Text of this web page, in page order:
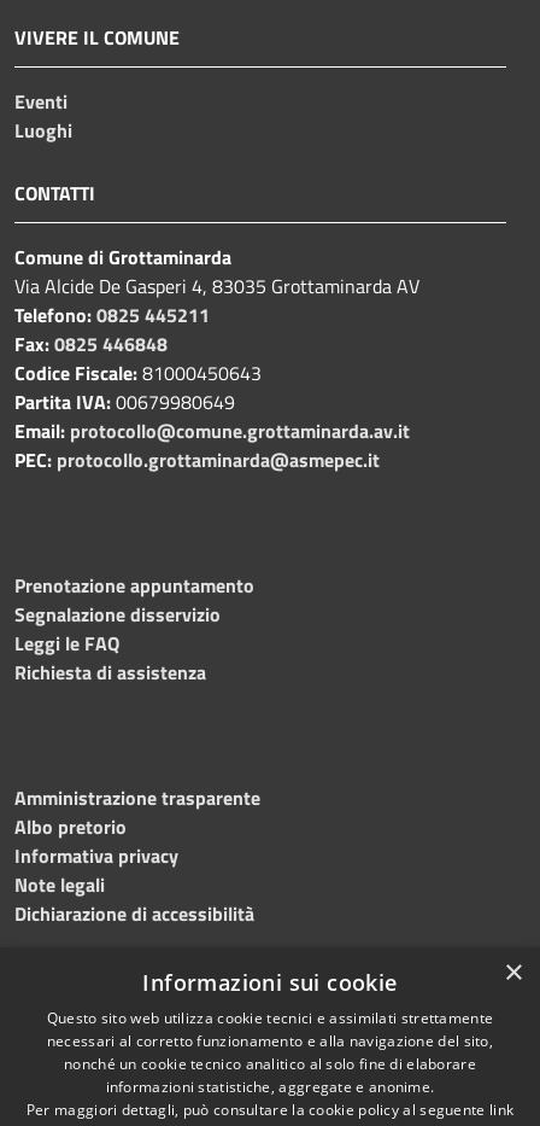
VIVERE IL COMUNE
Eventi
Luoghi
CONTATTI
Comune di Grottaminarda
Via Alcide De Gasperi 4, 83035 Grottaminarda AV
Telefono:0825 445211
Fax:0825 446848
Codice Fiscale:81000450643
Partita IVA:00679980649
Email: protocollo@comune.grottaminarda.av.it
PEC: protocollo.grottaminarda@asmepec.it
Prenotazione appuntamento
Segnalazione disservizio
Leggi le FAQ
Richiesta di assistenza
Amministrazione trasparente
Albo pretorio
Informativa privacy
Note legali
Dichiarazione di accessibilità
RSS
Accessibilità
Cookie
Copyright © 2024 •
Comune diGrottaminarda
• Powered byMunicipium
•Redazione
×
Informazioni sui cookie
Questo sito web utilizza cookie tecnici e assimilati strettamente
necessari al corretto funzionamento e alla navigazione del sito,
nonché un cookie tecnico analitico al solo fine di elaborare
informazioni statistiche, aggregate e anonime.
Per maggiori dettagli, può consultare la cookie policy al seguente link